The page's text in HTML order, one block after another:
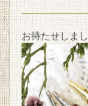
お待たせしま